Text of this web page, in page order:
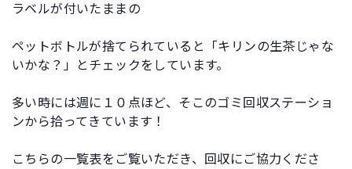
ラベルが付いたままの
ペットボトルが捨てられていると「キリンの生茶じゃな
いかな？」とチェックをしています。
多い時には週に１０点ほど、そこのゴミ回収ステーショ
ンから拾ってきています！
こちらの一覧表をご覧いただき、回収にご協力くださ